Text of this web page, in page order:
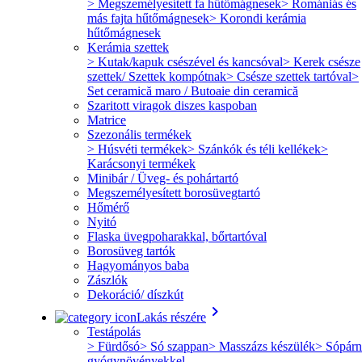
> Megszemélyesített fa hűtőmágnesek> Romániás és
más fajta hűtőmágnesek> Korondi kerámia
hűtőmágnesek
Kerámia szettek
> Kutak/kapuk csészével és kancsóval> Kerek csésze
szettek/ Szettek kompótnak> Csésze szettek tartóval>
Set ceramică maro / Butoaie din ceramică
Szaritott viragok diszes kaspoban
Matrice
Szezonális termékek
> Húsvéti termékek> Szánkók és téli kellékek>
Karácsonyi termékek
Minibár / Üveg- és pohártartó
Megszemélyesített borosüvegtartó
Hőmérő
Nyitó
Flaska üvegpoharakkal, bőrtartóval
Borosüveg tartók
Hagyományos baba
Zászlók
Dekoráció/ díszkút
Lakás részére keyboard_arrow_right
Testápolás
> Fürdősó> Só szappan> Masszázs készülék>